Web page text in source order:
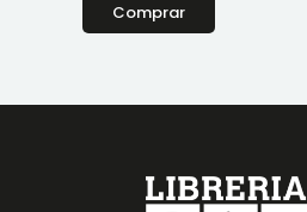
Comprar